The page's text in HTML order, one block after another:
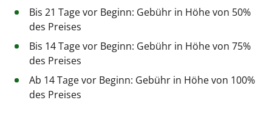
Bis 21 Tage vor Beginn: Gebühr in Höhe von 50%
des Preises
Bis 14 Tage vor Beginn: Gebühr in Höhe von 75%
des Preises
Ab 14 Tage vor Beginn: Gebühr in Höhe von 100%
des Preises